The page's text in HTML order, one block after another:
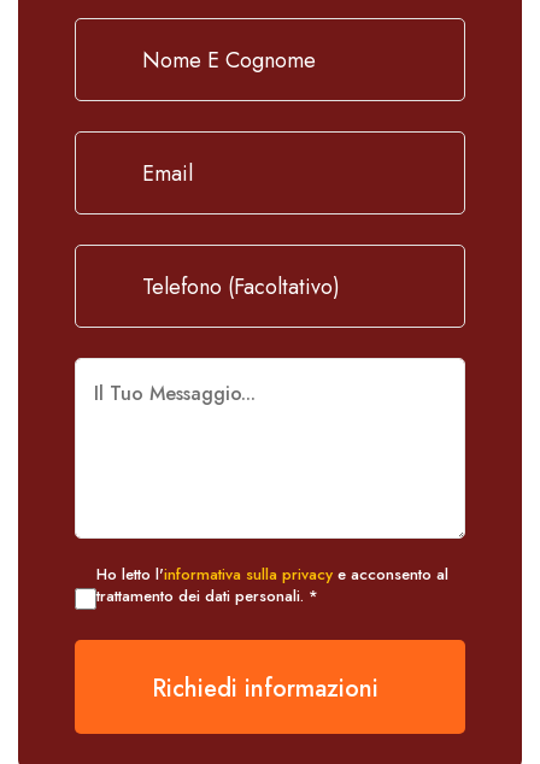
Ho letto l'informativa sulla privacy e acconsento al
trattamento dei dati personali. *
Richiedi informazioni